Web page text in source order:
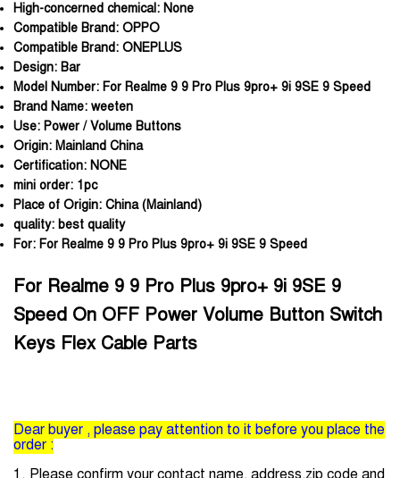
High-concerned chemical: None
Compatible Brand: OPPO
Compatible Brand: ONEPLUS
Design: Bar
Model Number: For Realme 9 9 Pro Plus 9pro+ 9i 9SE 9 Speed
Brand Name: weeten
Use: Power / Volume Buttons
Origin: Mainland China
Certification: NONE
mini order: 1pc
Place of Origin: China (Mainland)
quality: best quality
For: For Realme 9 9 Pro Plus 9pro+ 9i 9SE 9 Speed
For Realme 9 9 Pro Plus 9pro+ 9i 9SE 9
Speed On OFF Power Volume Button Switch
Keys Flex Cable Parts
Dear buyer , please pay attention to it before you place the
order :
1. Please confirm your contact name, address,zip code and